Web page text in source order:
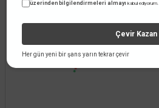
üzerinden bilgilendirmeleri almayı kabul ediyorum.
Çevir Kazan
Her gün yeni bir şans yarın tekrar çevir